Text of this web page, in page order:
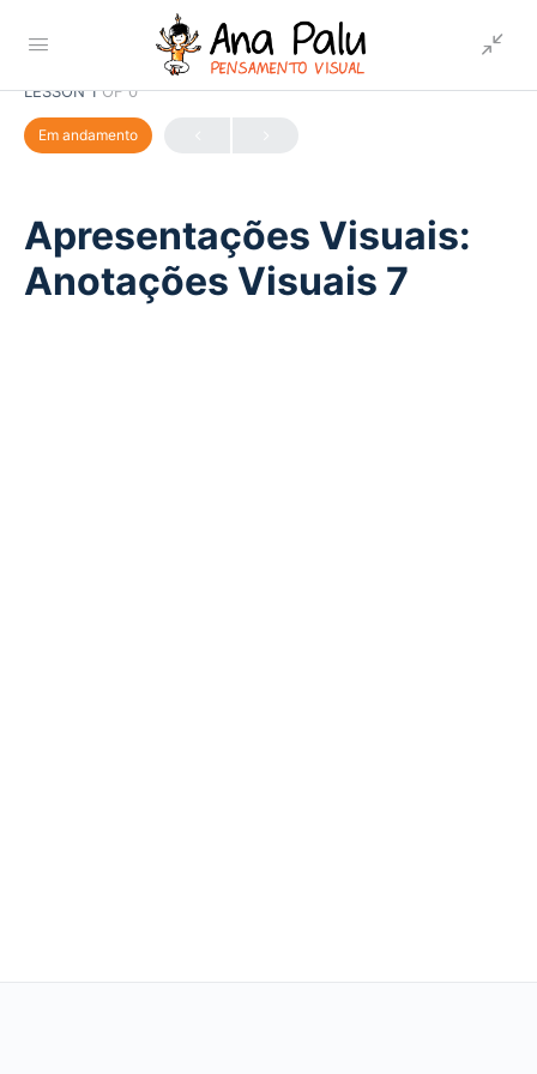
LESSON 1OF 0
Em andamento
Apresentações Visuais:
Anotações Visuais 7